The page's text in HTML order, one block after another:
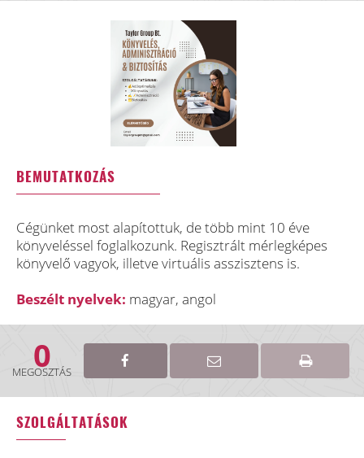
BEMUTATKOZÁS
Cégünket most alapítottuk, de több mint 10 éve
könyveléssel foglalkozunk. Regisztrált mérlegképes
könyvelő vagyok, illetve virtuális asszisztens is.
Beszélt nyelvek: magyar, angol
0
MEGOSZTÁS
SZOLGÁLTATÁSOK